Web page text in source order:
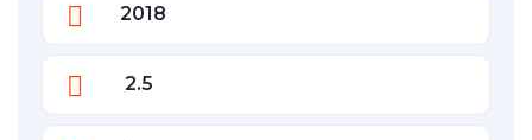
2018
2.5